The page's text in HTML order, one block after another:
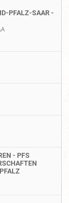
PFALZ-SAAR -
- PFS